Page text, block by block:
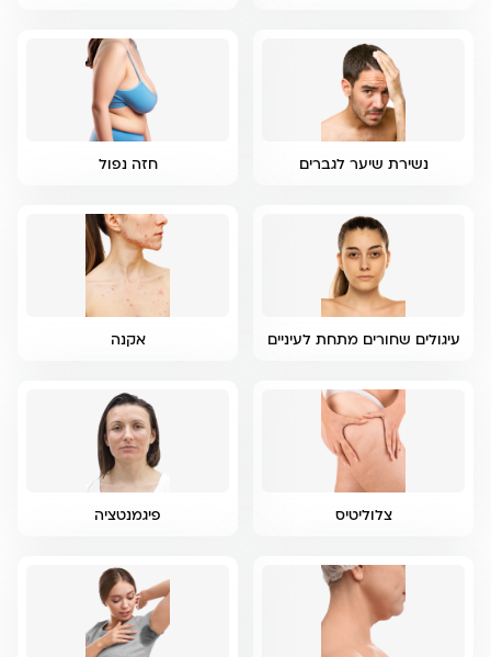
נשירת שיער לגברים חזה נפול
עיגולים שחורים מתחת לעיניים אקנה
צלוליטיס פיגמנטציה